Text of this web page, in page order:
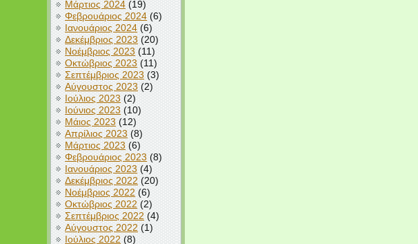
Μάρτιος 2024 (19)
Φεβρουάριος 2024 (6)
Ιανουάριος 2024 (6)
Δεκέμβριος 2023 (20)
Νοέμβριος 2023 (11)
Οκτώβριος 2023 (11)
Σεπτέμβριος 2023 (3)
Αύγουστος 2023 (2)
Ιούλιος 2023 (2)
Ιούνιος 2023 (10)
Μάιος 2023 (12)
Απρίλιος 2023 (8)
Μάρτιος 2023 (6)
Φεβρουάριος 2023 (8)
Ιανουάριος 2023 (4)
Δεκέμβριος 2022 (20)
Νοέμβριος 2022 (6)
Οκτώβριος 2022 (2)
Σεπτέμβριος 2022 (4)
Αύγουστος 2022 (1)
Ιούλιος 2022 (8)